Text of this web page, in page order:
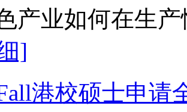
产业如何在生
]
港校硕士申请